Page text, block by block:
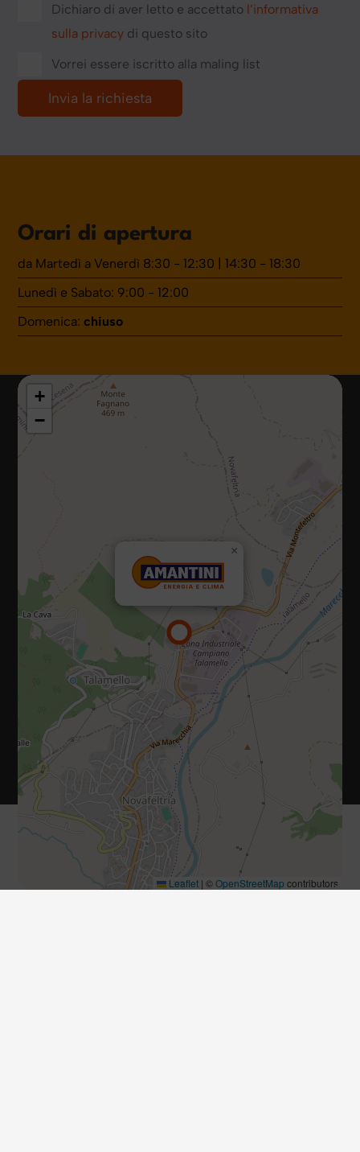
Dichiaro di aver letto e accettato l’informativa
sulla privacy di questo sito
Vorrei essere iscritto alla maling list
Orari di apertura
da Martedì a Venerdì 8:30 - 12:30 | 14:30 - 18:30
Lunedì e Sabato: 9:00 - 12:00
Domenica:chiuso
×
+
−
Leaflet | ©OpenStreetMap contributors
47867 Via Campiano, 10, Talamello (Rimini)
0541 920035
E-mail: info@amantiniclima.it
P.IVA 01073470419
Privacy policy
Cookie policy
Diritti riservati 2025 - 2026
Sito realizzato da IDlab